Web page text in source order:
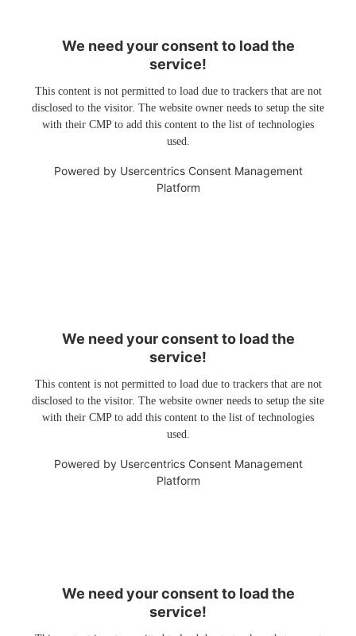
We need your consent to load the
service!
This content is not permitted to load due to trackers that are not
disclosed to the visitor. The website owner needs to setup the site
with their CMP to add this content to the list of technologies
used.
Powered by Usercentrics Consent Management
Platform
We need your consent to load the
service!
This content is not permitted to load due to trackers that are not
disclosed to the visitor. The website owner needs to setup the site
with their CMP to add this content to the list of technologies
used.
Powered by Usercentrics Consent Management
Platform
We need your consent to load the
service!